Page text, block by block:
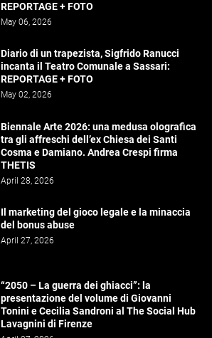
REPORTAGE + FOTO
May 06, 2026
Diario di un trapezista, Sigfrido Ranucci
incanta il Teatro Comunale a Sassari:
REPORTAGE + FOTO
May 02, 2026
Biennale Arte 2026: una medusa olografica
tra gli affreschi dell’ex Chiesa dei Santi
Cosma e Damiano. Andrea Crespi firma
THETIS
April 28, 2026
Il marketing del gioco legale e la minaccia
del bonus abuse
April 27, 2026
“2050 – La guerra dei ghiacci”: la
presentazione del volume di Giovanni
Tonini e Cecilia Sandroni al The Social Hub
Lavagnini di Firenze